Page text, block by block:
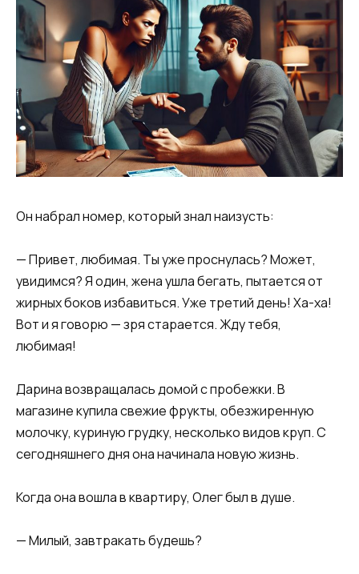
Он набрал номер, который знал наизусть:
— Привет, любимая. Ты уже проснулась? Может,
увидимся? Я один, жена ушла бегать, пытается от
жирных боков избавиться. Уже третий день! Ха-ха!
Вот и я говорю — зря старается. Жду тебя,
любимая!
Дарина возвращалась домой с пробежки. В
магазине купила свежие фрукты, обезжиренную
молочку, куриную грудку, несколько видов круп. С
сегодняшнего дня она начинала новую жизнь.
Когда она вошла в квартиру, Олег был в душе.
— Милый, завтракать будешь?